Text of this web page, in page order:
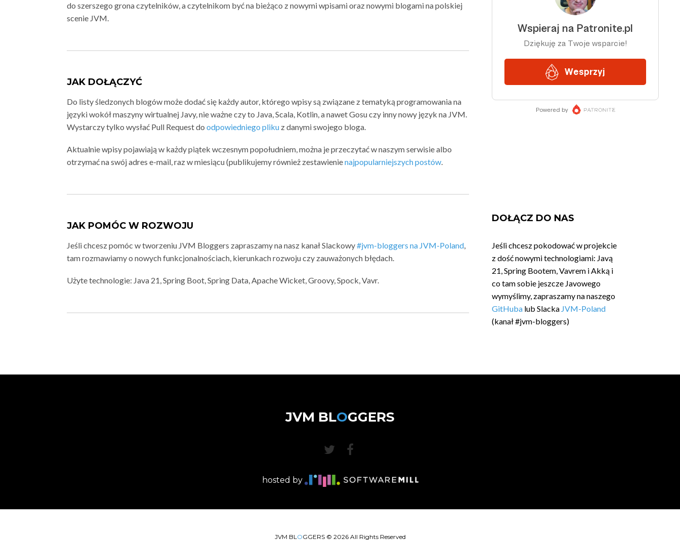
do szerszego grona czytelników, a czytelnikom być na bieżąco z nowymi wpisami oraz nowymi blogami na polskiej
scenie JVM.
JAK DOŁĄCZYĆ
Do listy śledzonych blogów może dodać się każdy autor, którego wpisy są związane z tematyką programowania na
języki wokół maszyny wirtualnej Javy, nie ważne czy to Java, Scala, Kotlin, a nawet Gosu czy inny nowy język na JVM.
Wystarczy tylko wysłać Pull Request do odpowiedniego pliku z danymi swojego bloga.
Aktualnie wpisy pojawiają w każdy piątek wczesnym popołudniem, można je przeczytać w naszym serwisie albo
otrzymać na swój adres e-mail, raz w miesiącu (publikujemy również zestawienienajpopularniejszych postów.
JAK POMÓC W ROZWOJU
Jeśli chcesz pomóc w tworzeniu JVM Bloggers zapraszamy na nasz kanał Slackowy#jvm-bloggers na JVM-Poland,
tam rozmawiamy o nowych funkcjonalnościach, kierunkach rozwoju czy zauważonych błędach.
Użyte technologie: Java 21, Spring Boot, Spring Data, Apache Wicket, Groovy, Spock, Vavr.
DOŁĄCZ DO NAS
Jeśli chcesz pokodować w projekcie
z dość nowymi technologiami: Javą
21, Spring Bootem, Vavrem i Akką i
co tam sobie jeszcze Javowego
wymyślimy, zapraszamy na naszego
GitHuba lub Slacka JVM-Poland
(kanał #jvm-bloggers)
JVM BLOGGERS
hosted by
JVM BLOGGERS © 2026All Rights Reserved